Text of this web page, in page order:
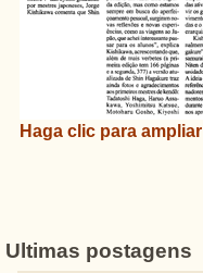
Haga clic para ampliar
Ultimas postagens